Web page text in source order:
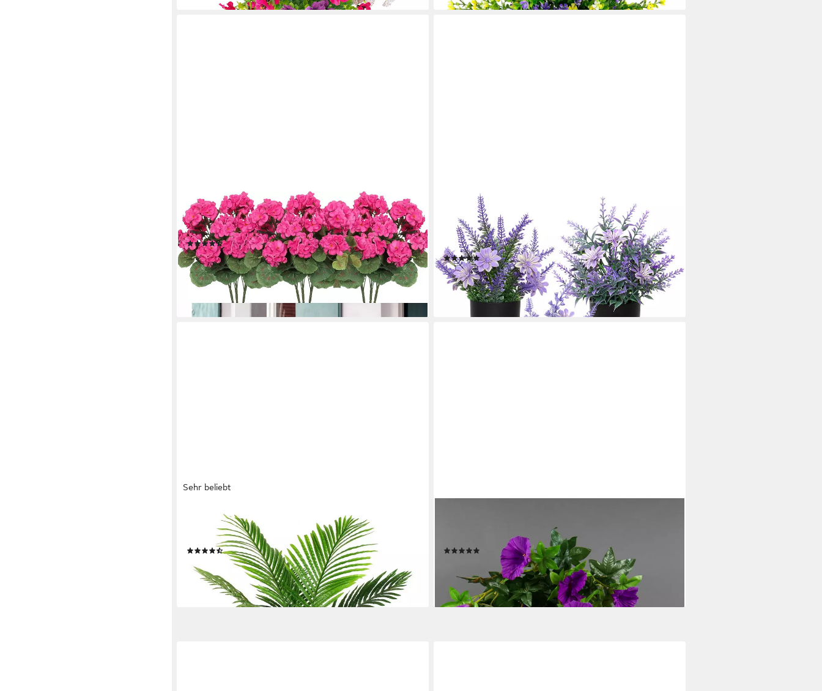
AGGER
Kunstblumenstrauß 1/3/4 Bündel Künstliche Blumen
Geranie Blumen Dekoration Faux, Agger
(10)
ab 16,99 € 25,99 €
-35%
lieferbar - in 9-11 Werktagen bei dir
MINICLOSS
Kunstpflanze 3 Stück Künstliche Pflanzen mit Topf für
Deko Wohnzimmer, Kleine Lavendel Pflanzen Dekor
Kunststoff Pflanzen
(4)
17,60 € 35,99 €
-51%
lieferbar - in 9-11 Werktagen bei dir
Sehr beliebt
Kunstpalme KP111 Kunstpflanze Palme künstliche Pflanze
Palme, Höhe 90 cm, im Topf
(73)
UVP39,99 €
-13%
lieferbar - in 3-4 Werktagen bei dir
Kunstblumen künstliche Blumen Petunie, Höhe 65 cm, Lila
lieferbar - in 3-4 Werktagen bei dir